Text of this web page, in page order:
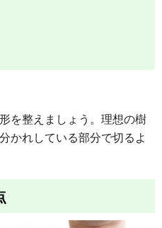
を整えましょう。理想の樹
かれしている部分で切るよ